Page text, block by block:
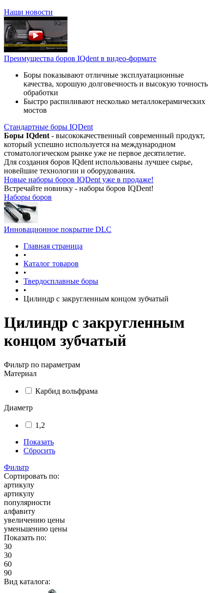
Наши новости
Преимущества боров IQdent в видео-формате
Боры показывают отличные эксплуатационные
качества, хорошую долговечность и высокую точность
обработки
Быстро распиливают несколько металлокерамических
мостов
Стандартные боры IQDent
Боры IQdent - высококачественный современный продукт,
который успешно используется на международном
стоматологическом рынке уже не первое десятилетие.
Для создания боров IQdent использованы лучшее сырье,
новейшие технологии и оборудования.
Новые наборы боров IQDent уже в продаже!
Встречайте новинку - наборы боров IQDent!
Наборы боров
Инновационное покрытие DLC
Главная страница
•
Каталог товаров
•
Твердосплавные боры
•
Цилиндр с закругленным концом зубчатый
Цилиндр с закругленным
концом зубчатый
Фильтр по параметрам
Материал
Карбид вольфрама
Диаметр
1,2
Показать
Сбросить
Фильтр
Сортировать по:
артикулу
артикулу
популярности
алфавиту
увеличению цены
уменьшению цены
Показать по:
30
30
60
90
Вид каталога: